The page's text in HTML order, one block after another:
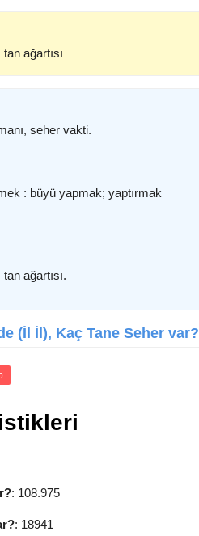
ağartısı
seher vakti.
: büyü yapmak; yaptırmak
ağartısı.
(İl İl), Kaç Tane Seher var?
: 108.975
: 18941